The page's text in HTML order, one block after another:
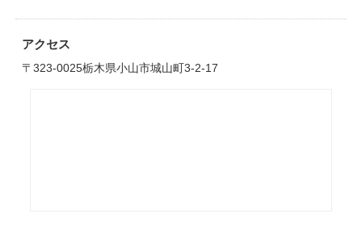
アクセス
〒323-0025栃木県小山市城山町3-2-17